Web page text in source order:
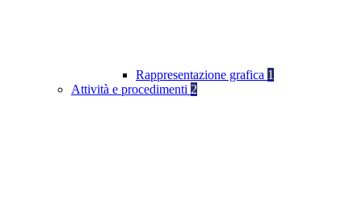
Rappresentazione grafica 1
Attività e procedimenti 2